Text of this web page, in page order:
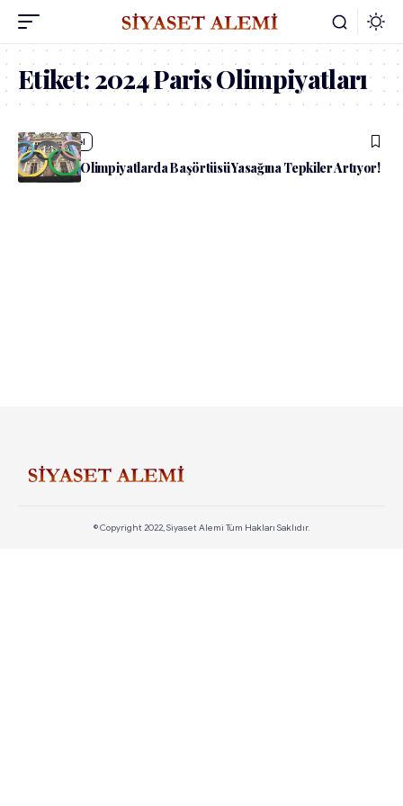
Etiket:2024 Paris Olimpiyatları
admin Güncel
Fransa’nın Olimpiyatlarda Başörtüsü Yasağına Tepkiler Artıyor!
© Copyright 2022, Siyaset Alemi Tüm Hakları Saklıdır.